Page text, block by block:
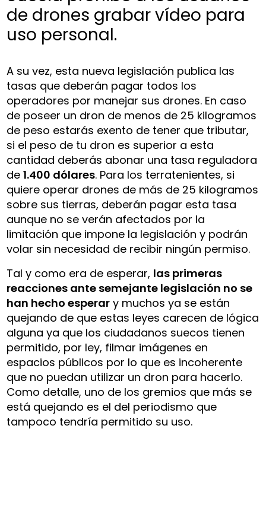
de drones grabar vídeo para
uso personal.
A su vez, esta nueva legislación publica las
tasas que deberán pagar todos los
operadores por manejar sus drones. En caso
de poseer un dron de menos de 25 kilogramos
de peso estarás exento de tener que tributar,
si el peso de tu dron es superior a esta
cantidad deberás abonar una tasa reguladora
de1.400 dólares. Para los terratenientes, si
quiere operar drones de más de 25 kilogramos
sobre sus tierras, deberán pagar esta tasa
aunque no se verán afectados por la
limitación que impone la legislación y podrán
volar sin necesidad de recibir ningún permiso.
Tal y como era de esperar, las primeras
reacciones ante semejante legislación no se
han hecho esperar y muchos ya se están
quejando de que estas leyes carecen de lógica
alguna ya que los ciudadanos suecos tienen
permitido, por ley, filmar imágenes en
espacios públicos por lo que es incoherente
que no puedan utilizar un dron para hacerlo.
Como detalle, uno de los gremios que más se
está quejando es el del periodismo que
tampoco tendría permitido su uso.